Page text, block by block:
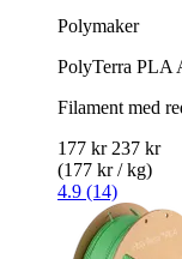
Polymaker
PolyTerra PLA
Filament med
177 kr 237 kr
(177 kr / kg)
4.9 (14)